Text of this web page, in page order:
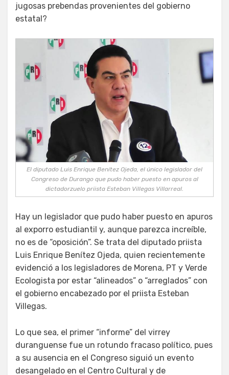
jugosas prebendas provenientes del gobierno
estatal?
El diputado Luis Enrique Benítez Ojeda, el único legislador del
Congreso de Durango que pudo haber puesto en apuros al
dictadorzuelo priista Esteban Villegas Villarreal.
Hay un legislador que pudo haber puesto en apuros
al exporro estudiantil y, aunque parezca increíble,
no es de “oposición”. Se trata del diputado priista
Luis Enrique Benítez Ojeda, quien recientemente
evidenció a los legisladores de Morena, PT y Verde
Ecologista por estar “alineados” o “arreglados” con
el gobierno encabezado por el priista Esteban
Villegas.
Lo que sea, el primer “informe” del virrey
duranguense fue un rotundo fracaso político, pues
a su ausencia en el Congreso siguió un evento
desangelado en el Centro Cultural y de